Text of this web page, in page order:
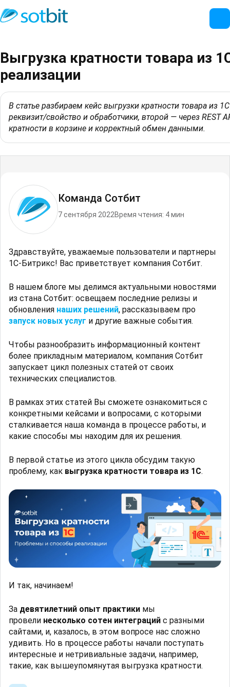
Выгрузка кратности товара из
реализации
В статье разбираем кейс выгрузки кратности товара из
реквизит/свойство и обработчики, второй — через
кратности в корзине и корректный обмен данными.
Команда Сотбит
7 сентября 2022Время чтения: 4 мин
Здравствуйте, уважаемые пользователи и партнеры
1С-Битрикс! Вас приветствует компания Сотбит.
В нашем блоге мы делимся актуальными новостями
из стана Сотбит: освещаем последние релизы и
обновления наших решений, рассказываем про
запуск новых услуг и другие важные события.
Чтобы разнообразить информационный контент
более прикладным материалом, компания Сотбит
запускает цикл полезных статей от своих
технических специалистов.
В рамках этих статей Вы сможете ознакомиться с
конкретными кейсами и вопросами, с которыми
сталкивается наша команда в процессе работы, и
какие способы мы находим для их решения.
В первой статье из этого цикла обсудим такую
проблему, как выгрузка кратности товара из 1С.
И так, начинаем!
За девятилетний опыт практики мы
провели несколько сотен интеграций с разными
сайтами, и, казалось, в этом вопросе нас сложно
удивить. Но в процессе работы начали поступать
интересные и нетривиальные задачи, например,
такие, как вышеупомянутая выгрузка кратности.